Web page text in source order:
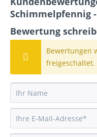
Schimmelpfennig
Bewertung
Bewertungen
freigeschaltet.